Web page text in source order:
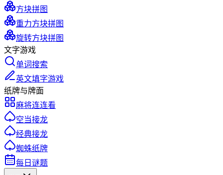
方块拼图
重力方块拼图
旋转方块拼图
文字游戏
单词搜索
英文填字游戏
纸牌与牌面
麻将连连看
空当接龙
经典接龙
蜘蛛纸牌
每日谜题